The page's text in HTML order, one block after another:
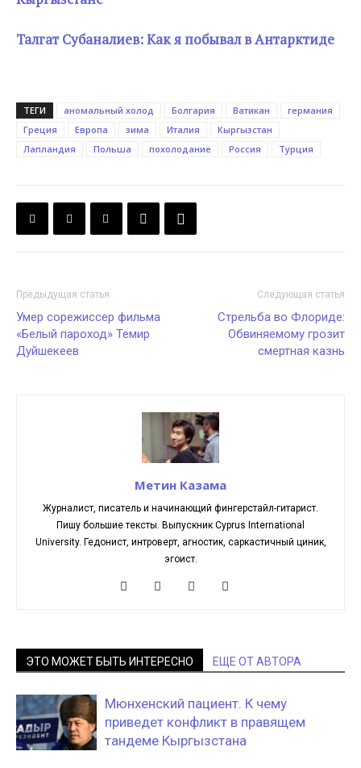
Талгат Субаналиев: Как я побывал в Антарктиде
ТЕГИ аномальный холод Болгария Ватикан
германия
Греция
Европа зима Италия
Кыргызстан
Лапландия
Польша похолодание Россия Турция
Предыдущая статья
Умер сорежиссер фильма
«Белый пароход» Темир
Дуйшекеев
Следующая статья
Стрельба во Флориде:
Обвиняемому грозит
смертная казнь
Метин Казама
Журналист, писатель и начинающий фингерстайл-гитарист.
Пишу большие тексты. Выпускник Cyprus International
University. Гедонист, интроверт, агностик, саркастичный циник,
эгоист.
ЭТО МОЖЕТ БЫТЬ ИНТЕРЕСНО ЕЩЕ ОТ АВТОРА
Мюнхенский пациент. К чему
приведет конфликт в правящем
тандеме Кыргызстана